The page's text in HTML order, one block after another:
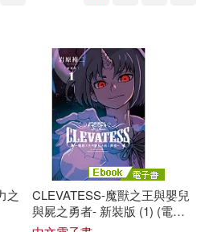
之
CLEVATESS-魔獸之王與嬰兒
與屍之勇者- 新裝版 (1) (電子
書)